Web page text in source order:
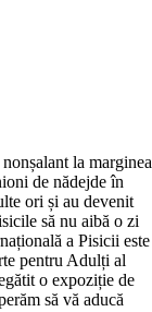
la marginea
de nădejde în
ori și au devenit
să nu aibă o zi
a Pisicii este
pentru Adulți al
o expoziție de
să vă aducă